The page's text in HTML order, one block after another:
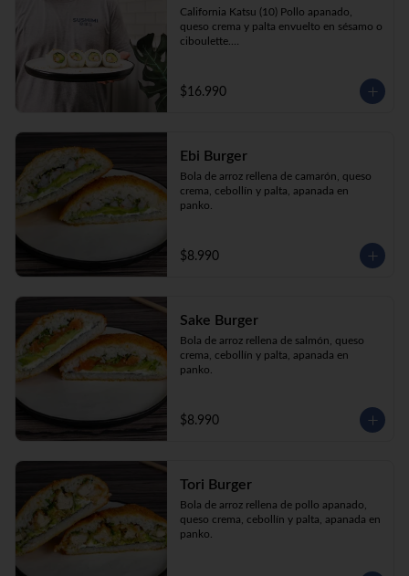
ciboulette.
Gyosas a elección (5u) + Bebida 1.5lt a
elección
**Imagen Referencial**
California Katsu (10) Pollo apanado,
queso crema y palta envuelto en sésamo o
ciboulette.
en palta.
Gyosas a elección  (5u)  + 2 bebidas
**Imagen Referencial**
$16.990
Ebi Burger
Bola de arroz rellena de camarón, queso
crema, cebollín y palta, apanada en
panko.
$8.990
Sake Burger
Bola de arroz rellena de salmón, queso
crema, cebollín y palta, apanada en
panko.
$8.990
Tori Burger
Bola de arroz rellena de pollo apanado,
queso crema, cebollín y palta, apanada en
panko.